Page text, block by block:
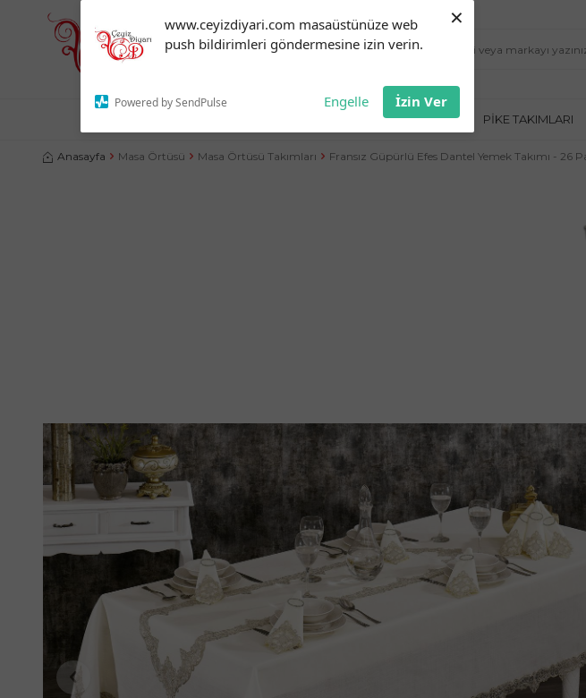
www.ceyizdiyari.com masaüstünüze web
push bildirimleri göndermesine izin verin.
Powered by SendPulse Engelle İzin Ver
×
notifications!
To enable permission prompts, click
on the notification icon
YATAK ÖRTÜLERI PIKE TAKIMLARI
Anasayfa Masa Örtüsü Masa Örtüsü Takımları Fransız Güpürlü Efes Dantel Yemek Takımı - 26